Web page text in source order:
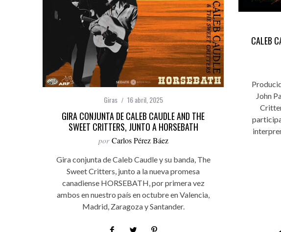
Giras 16 abril, 2025
GIRA CONJUNTA DE CALEB CAUDLE AND THE
SWEET CRITTERS, JUNTO A HORSEBATH
por Carlos Pérez Báez
Gira conjunta de Caleb Caudle y su banda, The
Sweet Critters, junto a la nueva promesa
canadiense HORSEBATH, por primera vez
ambos en nuestro país en octubre en Valencia,
Madrid, Zaragoza y Santander.
CALEB
John